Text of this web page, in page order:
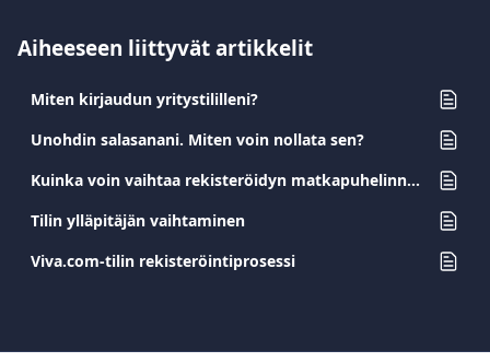
Aiheeseen liittyvät artikkelit
Miten kirjaudun yritystililleni?
Unohdin salasanani. Miten voin nollata sen?
Kuinka voin vaihtaa rekisteröidyn matkapuhelinnumeroni?
Tilin ylläpitäjän vaihtaminen
Viva.com-tilin rekisteröintiprosessi